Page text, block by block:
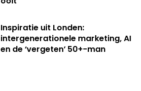
Inspiratie uit Londen:
intergenerationele marketing, AI
en de ‘vergeten’ 50+-man